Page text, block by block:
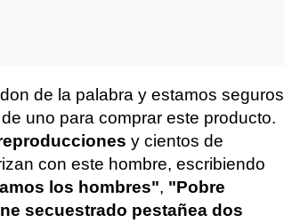
de la palabra y estamos seguros
uno para comprar este producto.
y cientos de
con este hombre, escribiendo
los hombres", "Pobre
secuestrado pestañea dos